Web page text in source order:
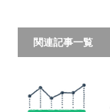
関連記事一覧